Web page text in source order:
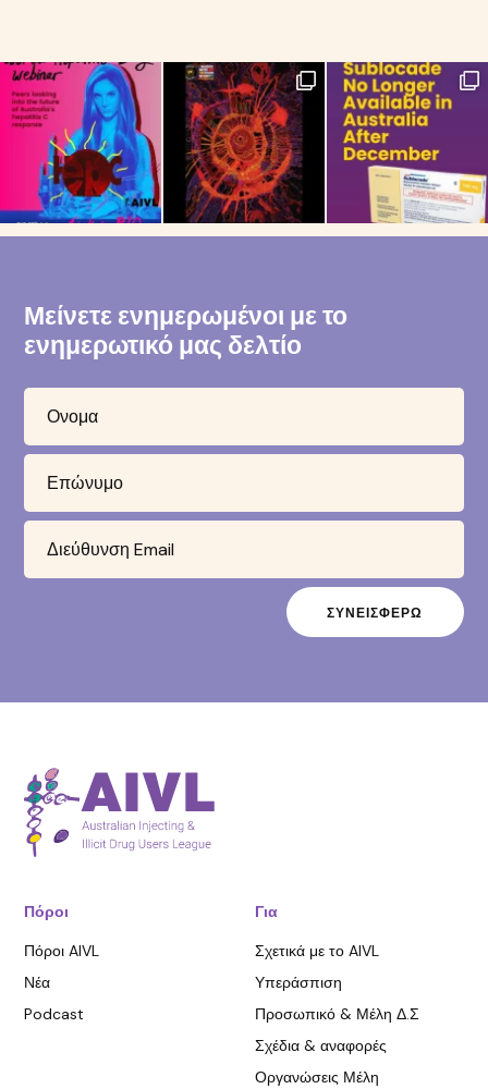
Μείνετε ενημερωμένοι με το
ενημερωτικό μας δελτίο
Πόροι
Πόροι AIVL
Νέα
Podcast
Για
Σχετικά με το AIVL
Υπεράσπιση
Προσωπικό & Μέλη Δ.Σ
Σχέδια & αναφορές
Οργανώσεις Μέλη